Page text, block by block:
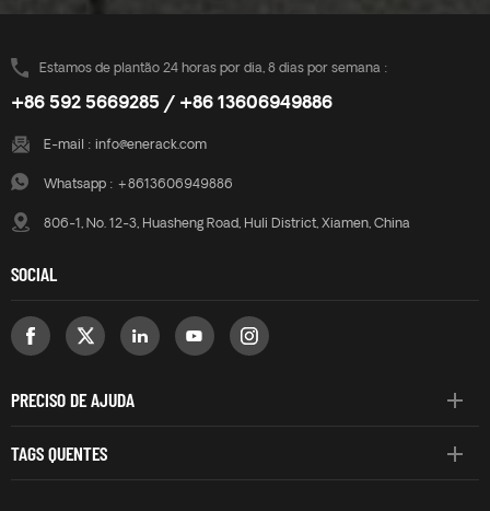
Estamos de plantão 24 horas por dia, 8 dias por semana :
+86 592 5669285 / +86 13606949886
E-mail : info@enerack.com
Whatsapp : +8613606949886
806-1, No. 12-3, Huasheng Road, Huli District, Xiamen, China
SOCIAL
PRECISO DE AJUDA
TAGS QUENTES